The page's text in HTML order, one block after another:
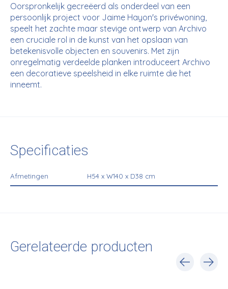
Oorspronkelijk gecreëerd als onderdeel van een
persoonlijk project voor Jaime Hayon's privéwoning,
speelt het zachte maar stevige ontwerp van Archivo
een cruciale rol in de kunst van het opslaan van
betekenisvolle objecten en souvenirs. Met zijn
onregelmatig verdeelde planken introduceert Archivo
een decoratieve speelsheid in elke ruimte die het
inneemt.
Specificaties
Afmetingen H54 x W140 x D38 cm
Gerelateerde producten